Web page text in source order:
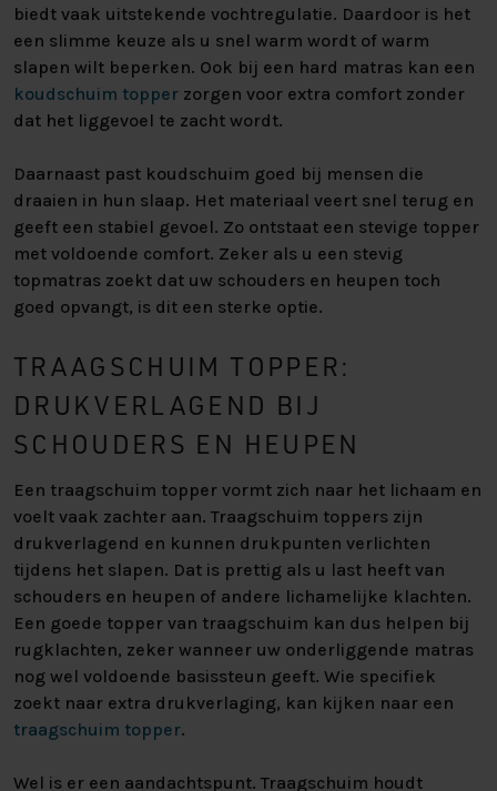
biedt vaak uitstekende vochtregulatie. Daardoor is het
een slimme keuze als u snel warm wordt of warm
slapen wilt beperken. Ook bij een hard matras kan een
koudschuim topper zorgen voor extra comfort zonder
dat het liggevoel te zacht wordt.
Daarnaast past koudschuim goed bij mensen die
draaien in hun slaap. Het materiaal veert snel terug en
geeft een stabiel gevoel. Zo ontstaat een stevige topper
met voldoende comfort. Zeker als u een stevig
topmatras zoekt dat uw schouders en heupen toch
goed opvangt, is dit een sterke optie.
TRAAGSCHUIM TOPPER:
DRUKVERLAGEND BIJ
SCHOUDERS EN HEUPEN
Een traagschuim topper vormt zich naar het lichaam en
voelt vaak zachter aan. Traagschuim toppers zijn
drukverlagend en kunnen drukpunten verlichten
tijdens het slapen. Dat is prettig als u last heeft van
schouders en heupen of andere lichamelijke klachten.
Een goede topper van traagschuim kan dus helpen bij
rugklachten, zeker wanneer uw onderliggende matras
nog wel voldoende basissteun geeft. Wie specifiek
zoekt naar extra drukverlaging, kan kijken naar een
traagschuim topper.
Wel is er een aandachtspunt. Traagschuim houdt